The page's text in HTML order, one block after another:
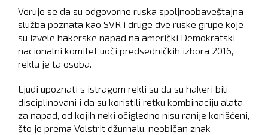
Veruje se da su odgovorne ruska spoljnoobaveštajna
služba poznata kao SVR i druge dve ruske grupe koje
su izvele hakerske napad na američki Demokratski
nacionalni komitet uoči predsedničkih izbora 2016,
rekla je ta osoba.
Ljudi upoznati s istragom rekli su da su hakeri bili
disciplinovani i da su koristili retku kombinaciju alata
za napad, od kojih neki očigledno nisu ranije korišćeni,
što je prema Volstrit džurnalu, neobičan znak